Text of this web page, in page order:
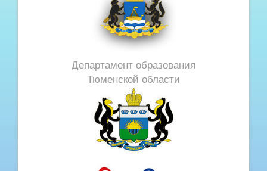
Департамент образования
Тюменской области